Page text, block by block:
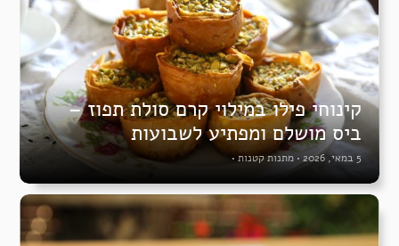
קינוחי פילו במילוי קרם סולת תפוז –
ביס מושלם ומפתיע לשבועות
5 במאי, 2026 • מתנות קטנות •